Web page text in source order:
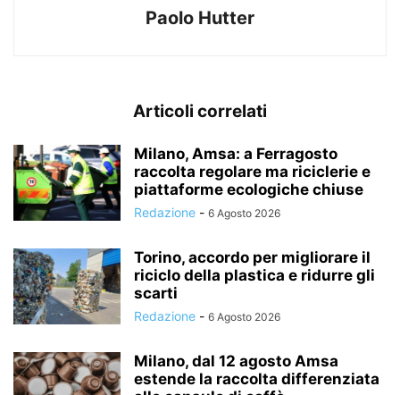
Paolo Hutter
Articoli correlati
Milano, Amsa: a Ferragosto
raccolta regolare ma riciclerie e
piattaforme ecologiche chiuse
Redazione - 6 Agosto 2026
Torino, accordo per migliorare il
riciclo della plastica e ridurre gli
scarti
Redazione - 6 Agosto 2026
Milano, dal 12 agosto Amsa
estende la raccolta differenziata